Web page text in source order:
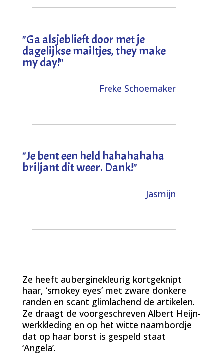
"Ga alsjeblieft door met je
dagelijkse mailtjes, they make
my day!"
Freke Schoemaker
"Je bent een held hahahahaha
briljant dit weer. Dank!"
Jasmijn
Ze heeft auberginekleurig kortgeknipt
haar, ‘smokey eyes’ met zware donkere
randen en scant glimlachend de artikelen.
Ze draagt de voorgeschreven Albert Heijn-
werkkleding en op het witte naambordje
dat op haar borst is gespeld staat
‘Angela’.